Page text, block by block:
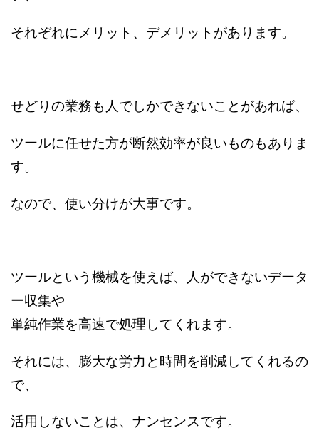
それぞれにメリット、デメリットがあります。
せどりの業務も人でしかできないことがあれば、
ツールに任せた方が断然効率が良いものもありま
す。
なので、使い分けが大事です。
ツールという機械を使えば、人ができないデータ
ー収集や
単純作業を高速で処理してくれます。
それには、膨大な労力と時間を削減してくれるの
で、
活用しないことは、ナンセンスです。